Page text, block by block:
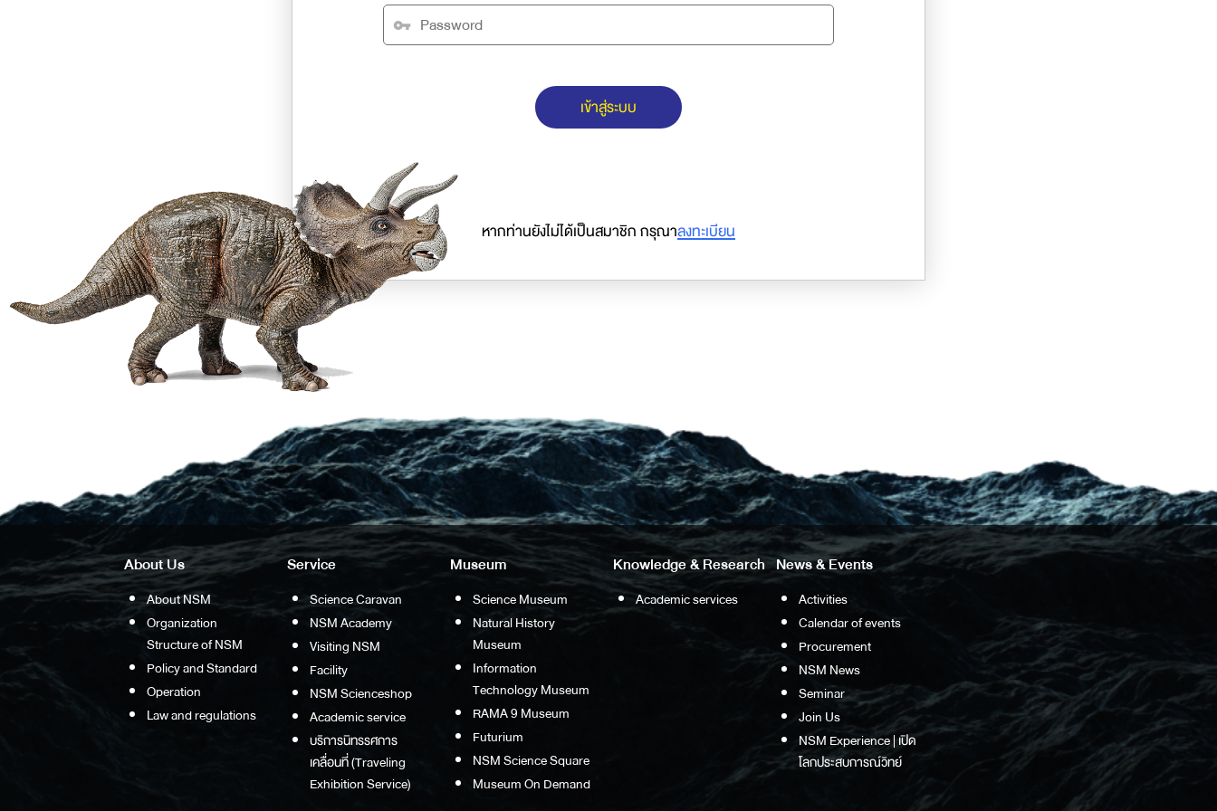
เข้าสู่ระบบ
หากท่านยังไม่ได้เป็นสมาชิก กรุณาลงทะเบียน
About Us
About NSM
Organization
Structure of NSM
Policy and Standard
Operation
Law and regulations
Service
Science Caravan
NSM Academy
Visiting NSM
Facility
NSM Scienceshop
Academic service
บริการนิทรรศการ
เคลื่อนที่ (Traveling
Exhibition Service)
Museum
Science Museum
Natural History
Museum
Information
Technology Museum
RAMA 9 Museum
Futurium
NSM Science Square
Museum On Demand
Knowledge & Research
Academic services
News & Events
Activities
Calendar of events
Procurement
NSM News
Seminar
Join Us
NSM Experience | เปิด
โลกประสบการณ์วิทย์